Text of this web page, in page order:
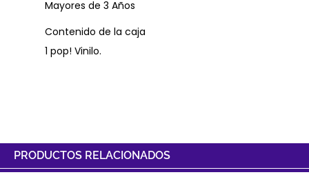
Mayores de 3 Años
Contenido de la caja
1 pop! Vinilo.
PRODUCTOS RELACIONADOS